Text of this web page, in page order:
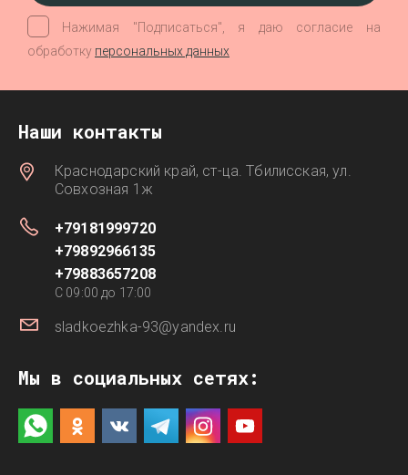
Нажимая "Подписаться", я даю согласие на
обработку персональных данных
Наши контакты
Краснодарский край, ст-ца. Тбилисская, ул.
Совхозная 1ж
+79181999720
+79892966135
+79883657208
C 09:00 до 17:00
sladkoezhka-93@yandex.ru
Мы в социальных сетях: